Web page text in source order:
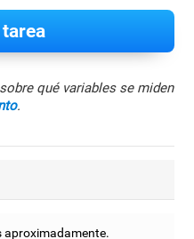
qué variables se miden
.
aproximadamente.